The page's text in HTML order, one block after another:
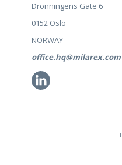
Dronningens Gate 6
0152 Oslo
NORWAY
office.hq@milarex.com
Li